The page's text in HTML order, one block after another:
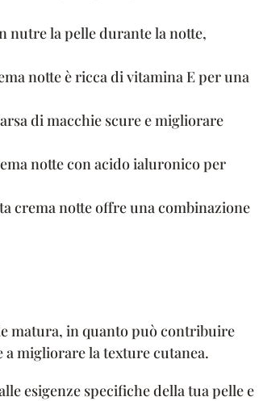
nutre la pelle durante la notte,
notte è ricca di vitamina E per una
di macchie scure e migliorare
notte con acido ialuronico per
crema notte offre una combinazione
matura, in quanto può contribuire
a migliorare la texture cutanea.
esigenze specifiche della tua pelle e